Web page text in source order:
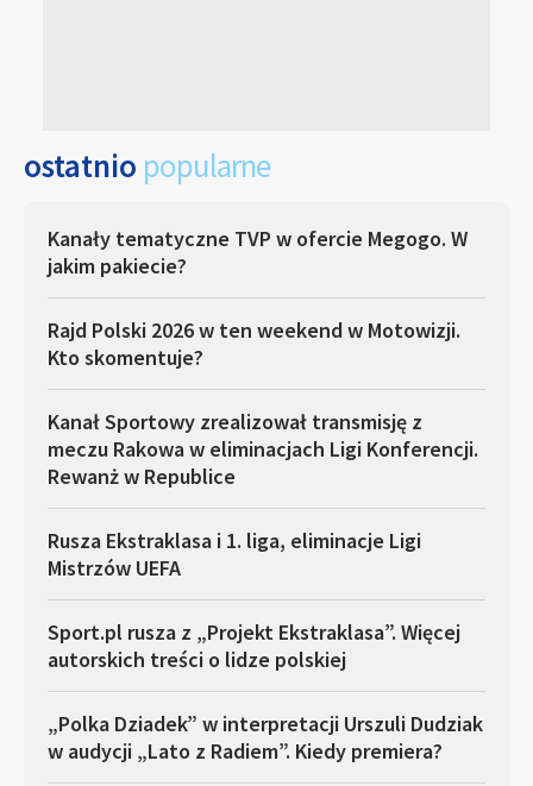
ostatnio popularne
Kanały tematyczne TVP w ofercie Megogo. W
jakim pakiecie?
Rajd Polski 2026 w ten weekend w Motowizji.
Kto skomentuje?
Kanał Sportowy zrealizował transmisję z
meczu Rakowa w eliminacjach Ligi Konferencji.
Rewanż w Republice
Rusza Ekstraklasa i 1. liga, eliminacje Ligi
Mistrzów UEFA
Sport.pl rusza z „Projekt Ekstraklasa”. Więcej
autorskich treści o lidze polskiej
„Polka Dziadek” w interpretacji Urszuli Dudziak
w audycji „Lato z Radiem”. Kiedy premiera?